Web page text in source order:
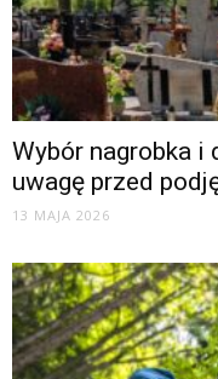
Wybór nagrobka
uwagę przed
13 MAJA 2026